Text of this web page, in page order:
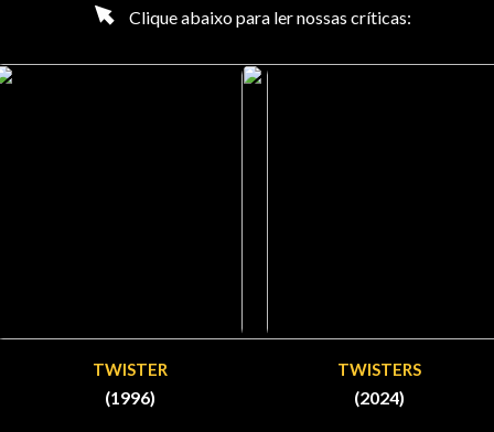
Clique abaixo para ler nossas críticas:
TWISTER
(1996)
TWISTERS
(2024)